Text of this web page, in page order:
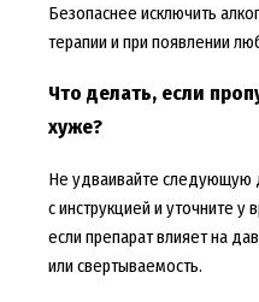
Безопаснее исключить
терапии и при появлении
Что делать, если
хуже?
Не удваивайте следующую
с инструкцией и уточните
если препарат влияет на
или свертываемость.